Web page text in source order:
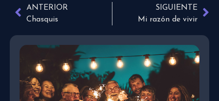
ANTERIOR
Chasquis
SIGUIENTE
Mi razón de vivir